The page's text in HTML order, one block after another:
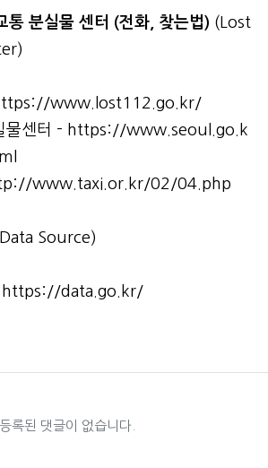
통 분실물 센터 (전화, 찾는법) (Lost
www.lost112.go.kr/
물센터 - https://www.seoul.go.k
www.taxi.or.kr/02/04.php
Source)
https://data.go.kr/
등록된 댓글이 없습니다.